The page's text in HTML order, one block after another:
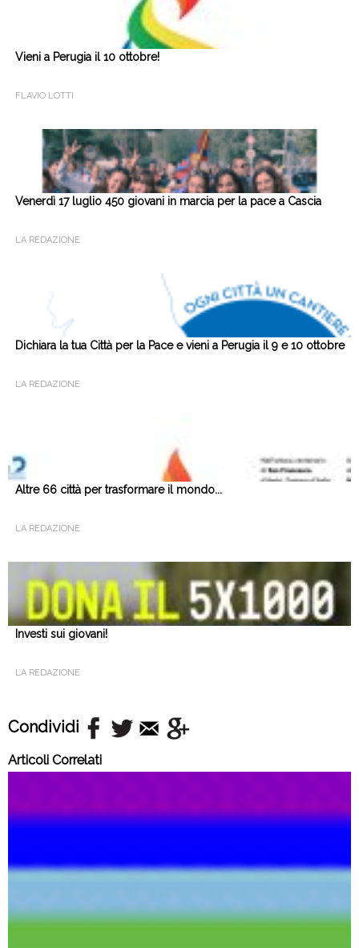
Vieni a Perugia il 10 ottobre!
FLAVIO LOTTI
Venerdì 17 luglio 450 giovani in marcia per la pace a Cascia
LA REDAZIONE
Dichiara la tua Città per la Pace e vieni a Perugia il 9 e 10 ottobre
LA REDAZIONE
Altre 66 città per trasformare il mondo...
LA REDAZIONE
Investi sui giovani!
LA REDAZIONE
Condividi
Articoli Correlati